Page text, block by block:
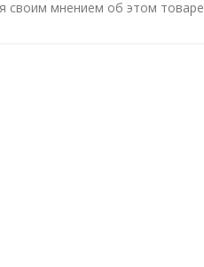
своим мнением об этом товаре